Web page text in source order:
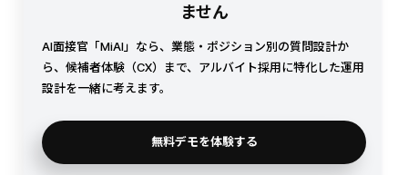
ません
AI面接官「MiAI」なら、業態・ポジション別の質問設計か
ら、候補者体験（CX）まで、アルバイト採用に特化した運用
設計を一緒に考えます。
無料デモを体験する